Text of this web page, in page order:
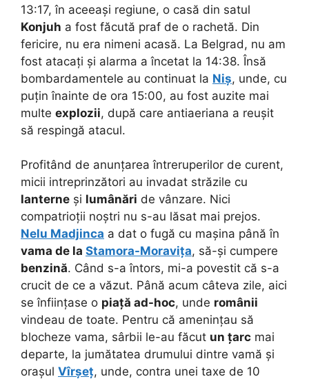
13:17, în aceeași regiune, o casă din satul
Konjuh a fost făcută praf de o rachetă. Din
fericire, nu era nimeni acasă. La Belgrad, nu am
fost atacați și alarma a încetat la 14:38. Însă
bombardamentele au continuat la Niș, unde, cu
puțin înainte de ora 15:00, au fost auzite mai
multe explozii, după care antiaeriana a reușit
să respingă atacul.
Profitând de anunțarea întreruperilor de curent,
micii intreprinzători au invadat străzile cu
lanterne și lumânări de vânzare. Nici
compatrioții noștri nu s-au lăsat mai prejos.
Nelu Madjinca a dat o fugă cu mașina până în
vama de la Stamora-Moravița, să-și cumpere
benzină. Când s-a întors, mi-a povestit că s-a
crucit de ce a văzut. Până acum câteva zile, aici
se înființase o piață ad-hoc, unde românii
vindeau de toate. Pentru că amenințau să
blocheze vama, sârbii le-au făcut un țarc mai
departe, la jumătatea drumului dintre vamă și
orașul Vîrșeț, unde, contra unei taxe de 10